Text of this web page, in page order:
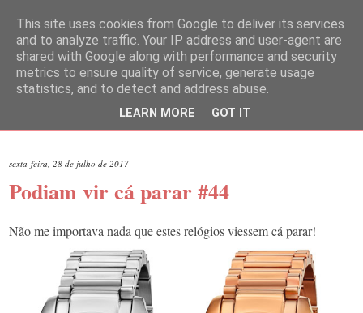
sexta-feira, 28 de julho de 2017
Podiam vir cá parar #44
Não me importava nada que estes relógios viessem cá parar!
This site uses cookies from Google to deliver its services
and to analyze traffic. Your IP address and user-agent are
shared with Google along with performance and security
metrics to ensure quality of service, generate usage
statistics, and to detect and address abuse.
LEARN MORE GOT IT